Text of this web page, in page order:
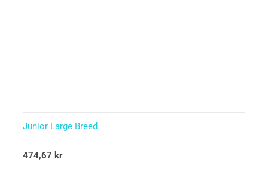
Junior Large Breed
Betygsatt
5.00
474,67 kr